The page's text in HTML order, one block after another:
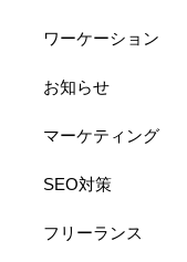
ワーケーション
お知らせ
マーケティング
SEO対策
フリーランス